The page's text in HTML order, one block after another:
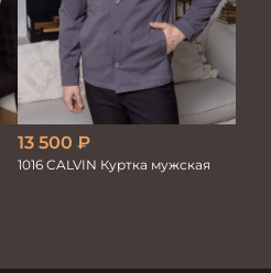
13 500 ₽
1016 CALVIN Куртка мужская